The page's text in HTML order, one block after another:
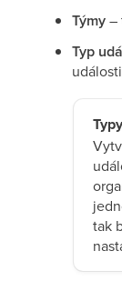
Týmy–
Typ
události
tak